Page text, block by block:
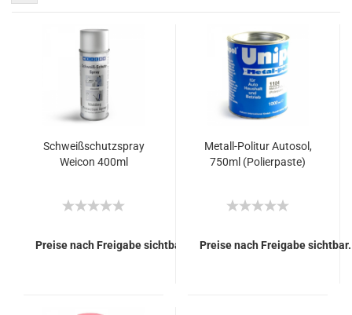
Schweißschutzspray
Weicon 400ml
Preise nach Freigabe sichtbar.
Metall-Politur Autosol,
750ml (Polierpaste)
Preise nach Freigabe sichtbar.